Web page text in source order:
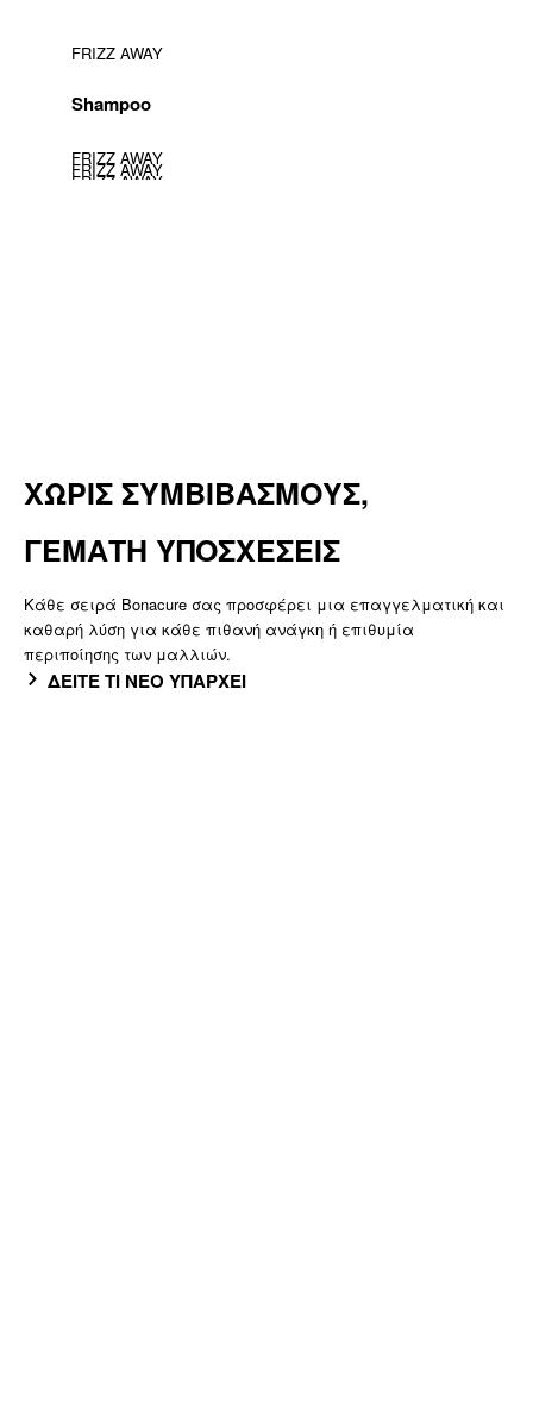
FRIZZ AWAY
Shampoo
FRIZZ AWAY
FRIZZ AWAY
FRIZZ AWAY
ΧΩΡΙΣ ΣΥΜΒΙΒΑΣΜΟΥΣ,
ΓΕΜΑΤΗ ΥΠΟΣΧΕΣΕΙΣ
Κάθε σειρά Bonacure σας προσφέρει μια επαγγελματική και
καθαρή λύση για κάθε πιθανή ανάγκη ή επιθυμία
περιποίησης των μαλλιών.
ΔΕΙΤΕ ΤΙ ΝΕΟ ΥΠΑΡΧΕΙ